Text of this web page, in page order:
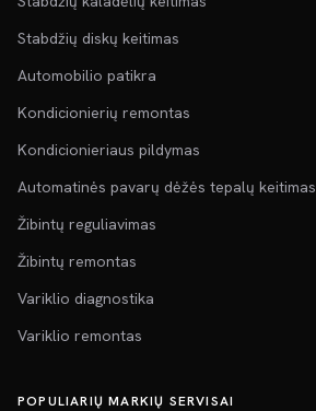
Stabdžių diskų keitimas
Automobilio patikra
Kondicionierių remontas
Kondicionieriaus pildymas
Automatinės pavarų dėžės tepalų keitimas
Žibintų reguliavimas
Žibintų remontas
Variklio diagnostika
Variklio remontas
POPULIARIŲ MARKIŲ SERVISAI